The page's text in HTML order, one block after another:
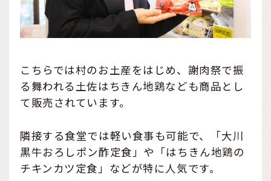
こちらでは村のお土産をはじめ、謝肉祭で振
る舞われる土佐はちきん地鶏なども商品とし
て販売されています。
隣接する食堂では軽い食事も可能で、「大川
黒牛おろしポン酢定食」や「はちきん地鶏の
チキンカツ定食」などが特に人気です。